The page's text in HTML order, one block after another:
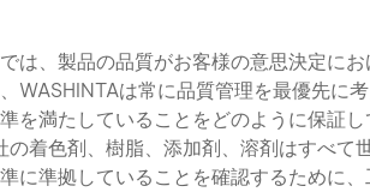
は、製品の品質がお客様の意思決定に
WASHINTAは常に品質管理を最優先に
を満たしていることをどのように保証
の着色剤、樹脂、添加剤、溶剤はすべ
に準拠していることを確認するために